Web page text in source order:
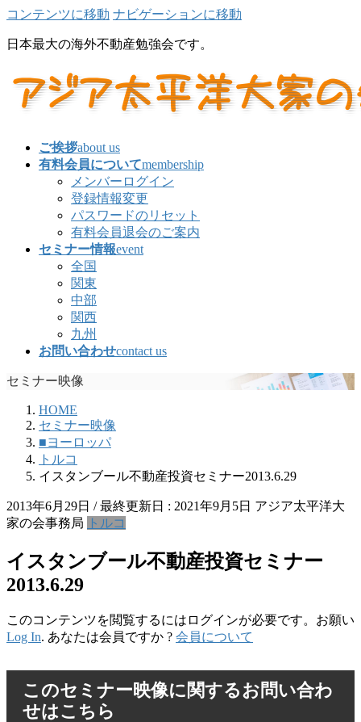
コンテンツに移動 ナビゲーションに移動
日本最大の海外不動産勉強会です。
ご挨拶about us
有料会員についてmembership
メンバーログイン
登録情報変更
パスワードのリセット
有料会員退会のご案内
セミナー情報event
全国
関東
中部
関西
九州
お問い合わせcontact us
セミナー映像
HOME
セミナー映像
■ヨーロッパ
トルコ
イスタンブール不動産投資セミナー2013.6.29
2013年6月29日 / 最終更新日 : 2021年9月5日 アジア太平洋大
家の会事務局
トルコ
イスタンブール不動産投資セミナー
2013.6.29
このコンテンツを閲覧するにはログインが必要です。お願い
Log In. あなたは会員ですか ? 会員について
このセミナー映像に関するお問い合わ
せはこちら